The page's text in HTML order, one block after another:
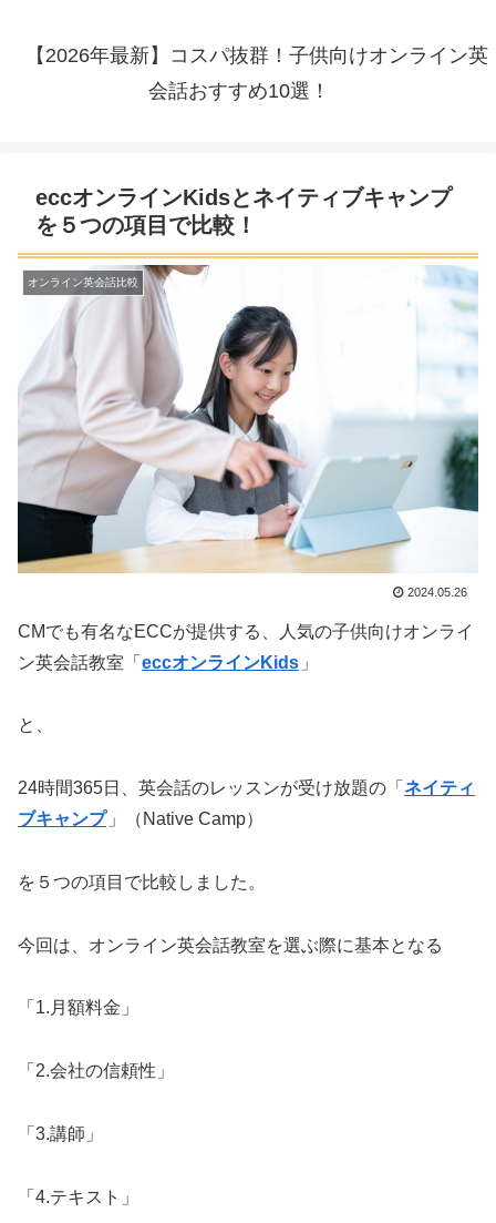
【2026年最新】コスパ抜群！子供向けオンライン英
会話おすすめ10選！
eccオンラインKidsとネイティブキャンプ
を５つの項目で比較！
オンライン英会話比較
2024.05.26
CMでも有名なECCが提供する、人気の子供向けオンライ
ン英会話教室「 eccオンラインKids 」
と、
24時間365日、英会話のレッスンが受け放題の「 ネイティ
ブキャンプ 」（Native Camp）
を５つの項目で比較しました。
今回は、オンライン英会話教室を選ぶ際に基本となる
「1.月額料金」
「2.会社の信頼性」
「3.講師」
「4.テキスト」